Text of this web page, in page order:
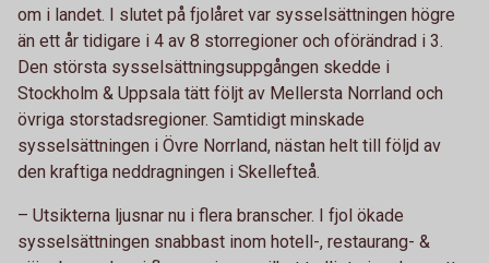
om i landet. I slutet på fjolåret var sysselsättningen högre
än ett år tidigare i 4 av 8 storregioner och oförändrad i 3.
Den största sysselsättningsuppgången skedde i
Stockholm & Uppsala tätt följt av Mellersta Norrland och
övriga storstadsregioner. Samtidigt minskade
sysselsättningen i Övre Norrland, nästan helt till följd av
den kraftiga neddragningen i Skellefteå.
– Utsikterna ljusnar nu i flera branscher. I fjol ökade
sysselsättningen snabbast inom hotell-, restaurang- &